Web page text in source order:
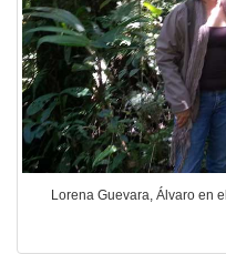
Lorena Guevara, Álvaro en